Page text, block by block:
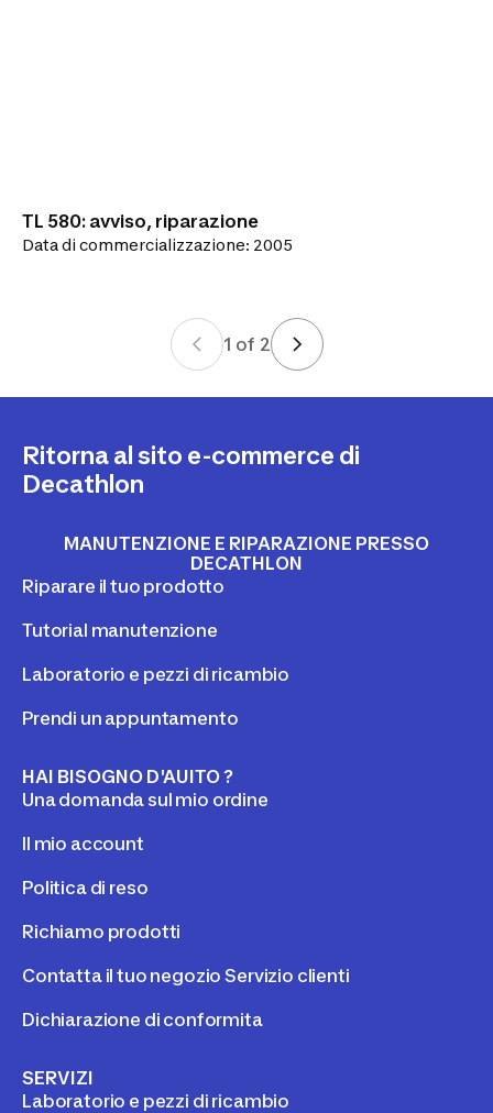
TL 580: avviso, riparazione
Data di commercializzazione: 2005
1 of 2
Ritorna al sito e-commerce di
Decathlon
MANUTENZIONE E RIPARAZIONE PRESSO
DECATHLON
Riparare il tuo prodotto
Tutorial manutenzione
Laboratorio e pezzi di ricambio
Prendi un appuntamento
HAI BISOGNO D'AUITO ?
Una domanda sul mio ordine
Il mio account
Politica di reso
Richiamo prodotti
Contatta il tuo negozio Servizio clienti
Dichiarazione di conformita
SERVIZI
Laboratorio e pezzi di ricambio